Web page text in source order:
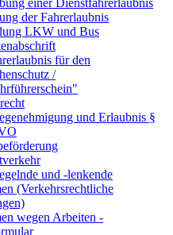
einer Dienstfahrerlaubnis
der Fahrerlaubnis
LKW und Bus
für den
/
und Erlaubnis §
und -lenkende
(Verkehrsrechtliche
wegen Arbeiten -